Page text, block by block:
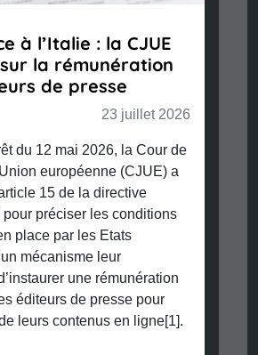
à l’Italie : la CJUE
la rémunération
de presse
23 juillet 2026
du 12 mai 2026, la Cour de
européenne (CJUE) a
15 de la directive
pour préciser les conditions
place par les Etats
mécanisme leur
une rémunération
éditeurs de presse pour
leurs contenus en ligne[1].